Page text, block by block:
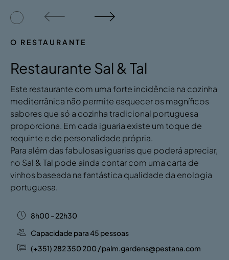
O RESTAURANTE
Restaurante Sal & Tal
Este restaurante com uma forte incidência na cozinha
mediterrânica não permite esquecer os magníficos
sabores que só a cozinha tradicional portuguesa
proporciona. Em cada iguaria existe um toque de
requinte e de personalidade própria.
Para além das fabulosas iguarias que poderá apreciar,
no Sal & Tal pode ainda contar com uma carta de
vinhos baseada na fantástica qualidade da enologia
portuguesa.
8h00 - 22h30
Capacidade para 45 pessoas
(+351) 282 350 200 / palm.gardens@pestana.com